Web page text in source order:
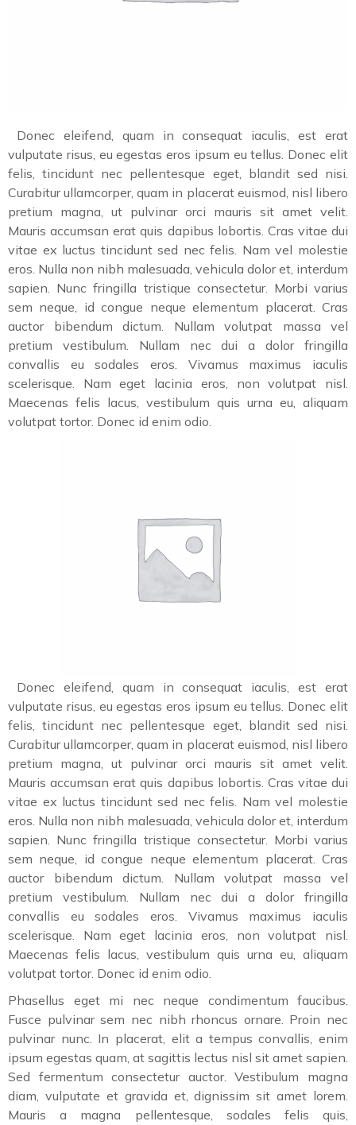
Donec eleifend, quam in consequat iaculis, est erat
vulputate risus, eu egestas eros ipsum eu tellus. Donec elit
felis, tincidunt nec pellentesque eget, blandit sed nisi.
Curabitur ullamcorper, quam in placerat euismod, nisl libero
pretium magna, ut pulvinar orci mauris sit amet velit.
Mauris accumsan erat quis dapibus lobortis. Cras vitae dui
vitae ex luctus tincidunt sed nec felis. Nam vel molestie
eros. Nulla non nibh malesuada, vehicula dolor et, interdum
sapien. Nunc fringilla tristique consectetur. Morbi varius
sem neque, id congue neque elementum placerat. Cras
auctor bibendum dictum. Nullam volutpat massa vel
pretium vestibulum. Nullam nec dui a dolor fringilla
convallis eu sodales eros. Vivamus maximus iaculis
scelerisque. Nam eget lacinia eros, non volutpat nisl.
Maecenas felis lacus, vestibulum quis urna eu, aliquam
volutpat tortor. Donec id enim odio.
Donec eleifend, quam in consequat iaculis, est erat
vulputate risus, eu egestas eros ipsum eu tellus. Donec elit
felis, tincidunt nec pellentesque eget, blandit sed nisi.
Curabitur ullamcorper, quam in placerat euismod, nisl libero
pretium magna, ut pulvinar orci mauris sit amet velit.
Mauris accumsan erat quis dapibus lobortis. Cras vitae dui
vitae ex luctus tincidunt sed nec felis. Nam vel molestie
eros. Nulla non nibh malesuada, vehicula dolor et, interdum
sapien. Nunc fringilla tristique consectetur. Morbi varius
sem neque, id congue neque elementum placerat. Cras
auctor bibendum dictum. Nullam volutpat massa vel
pretium vestibulum. Nullam nec dui a dolor fringilla
convallis eu sodales eros. Vivamus maximus iaculis
scelerisque. Nam eget lacinia eros, non volutpat nisl.
Maecenas felis lacus, vestibulum quis urna eu, aliquam
volutpat tortor. Donec id enim odio.
Phasellus eget mi nec neque condimentum faucibus.
Fusce pulvinar sem nec nibh rhoncus ornare. Proin nec
pulvinar nunc. In placerat, elit a tempus convallis, enim
ipsum egestas quam, at sagittis lectus nisl sit amet sapien.
Sed fermentum consectetur auctor. Vestibulum magna
diam, vulputate et gravida et, dignissim sit amet lorem.
Mauris a magna pellentesque, sodales felis quis,